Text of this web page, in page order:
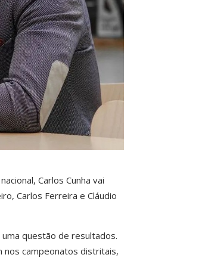
Carlos Cunha vai
Carlos Ferreira e Cláudio
questão de resultados.
nos campeonatos distritais,